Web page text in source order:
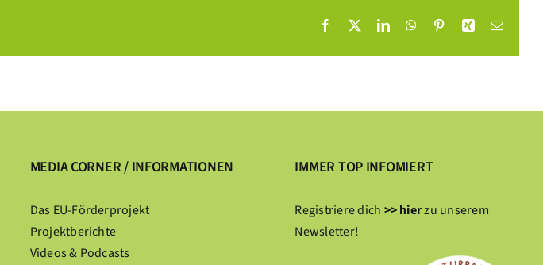
Facebook
X LinkedInWhatsApp
PinterestXing Email
MEDIA CORNER / INFORMATIONEN
Das EU-Förderprojekt
Projektberichte
Videos & Podcasts
IMMER TOP INFOMIERT
Registriere dich >> hierzu unserem
Newsletter!